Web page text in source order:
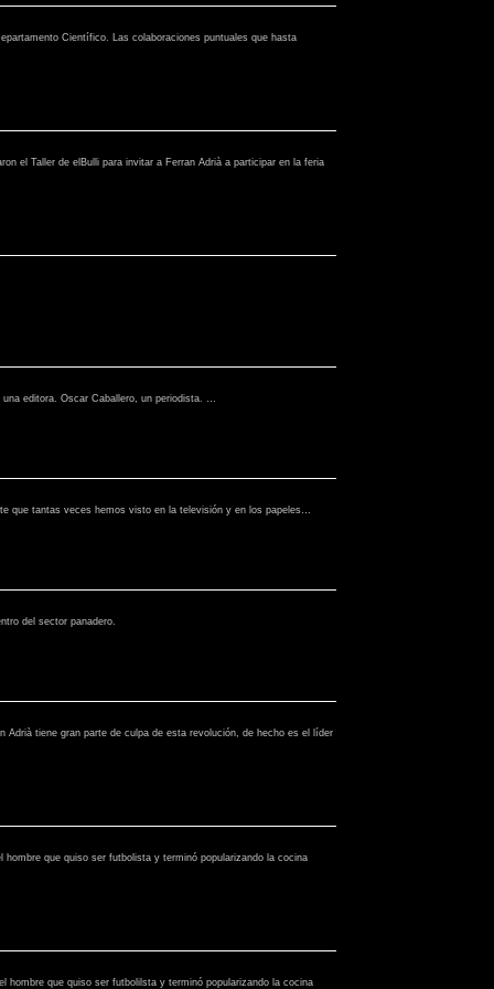
Científico. Las colaboraciones puntuales que hasta
el Taller de elBulli para invitar a Ferran Adrià a participar en la feria
editora. Oscar Caballero, un periodista. …
que tantas veces hemos visto en la televisión y en los papeles…
del sector panadero.
Adrià tiene gran parte de culpa de esta revolución, de hecho es el líder
que quiso ser futbolista y terminó popularizando la cocina
hombre que quiso ser futbolilsta y terminó popularizando la cocina